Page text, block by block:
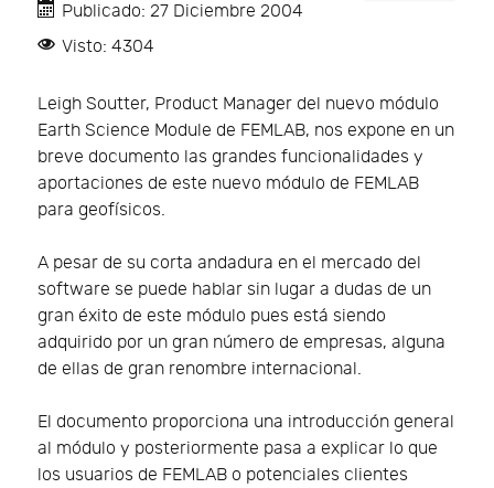
Publicado: 27 Diciembre 2004
Visto: 4304
Leigh Soutter, Product Manager del nuevo módulo
Earth Science Module de FEMLAB, nos expone en un
breve documento las grandes funcionalidades y
aportaciones de este nuevo módulo de FEMLAB
para geofísicos.
A pesar de su corta andadura en el mercado del
software se puede hablar sin lugar a dudas de un
gran éxito de este módulo pues está siendo
adquirido por un gran número de empresas, alguna
de ellas de gran renombre internacional.
El documento proporciona una introducción general
al módulo y posteriormente pasa a explicar lo que
los usuarios de FEMLAB o potenciales clientes